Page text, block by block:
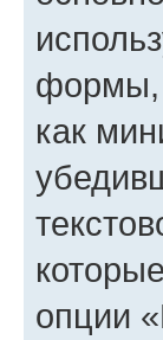
формы,
как
опции